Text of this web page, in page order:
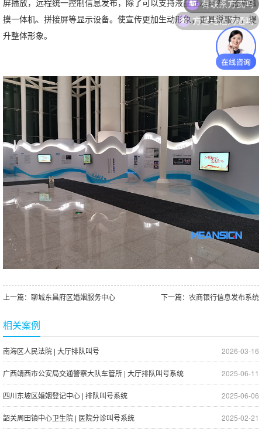
摸一体机、拼接屏等显示设备。使宣传更加生动形象，更具说服力，提
升整体形象。
上一篇： 聊城东昌府区婚姻服务中心 下一篇： 农商银行信息发布系统
相关案例
2026-03-16
南海区人民法院 | 大厅排队叫号
2025-06-11
广西靖西市公安局交通警察大队车管所 | 大厅排队叫号系统
2025-06-06
四川东坡区婚姻登记中心 | 排队叫号系统
2025-02-21
韶关周田镇中心卫生院 | 医院分诊叫号系统
方便电话沟通吗